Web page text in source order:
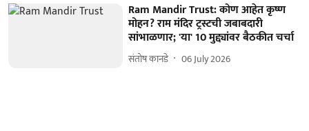
Ram Mandir Trust: कोण आहेत कृष्ण
मोहन? राम मंदिर ट्रस्टची जबाबदारी
सांभाळणार; 'या' 10 मुद्द्यांवर बैठकीत चर्चा
संतोष कानडे 06 July 2026